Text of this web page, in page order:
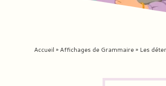
Accueil » Affichages de Grammaire » Les